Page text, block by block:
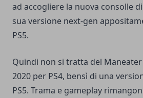
ad accogliere la nuova consolle
sua versione next-gen
PS5.
Quindi non si tratta del
2020 per PS4, bensì di una
PS5. Trama e gameplay